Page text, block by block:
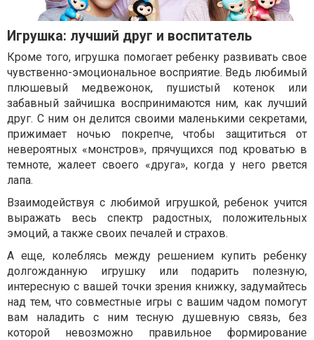
Игрушка: лучший друг и воспитатель
Кроме того, игрушка помогает ребенку развивать свое
чувственно-эмоциональное восприятие. Ведь любимый
плюшевый медвежонок, пушистый котенок или
забавный зайчишка воспринимаются ним, как лучший
друг. С ним он делится своими маленькими секретами,
прижимает ночью покрепче, чтобы защититься от
невероятных «монстров», прячущихся под кроватью в
темноте, жалеет своего «друга», когда у него рвется
лапа.
Взаимодействуя с любимой игрушкой, ребенок учится
выражать весь спектр радостных, положительных
эмоций, а также своих печалей и страхов.
А еще, колеблясь между решением купить ребенку
долгожданную игрушку или подарить полезную,
интересную с вашей точки зрения книжку, задумайтесь
над тем, что совместные игры с вашим чадом помогут
вам наладить с ним тесную душевную связь, без
которой невозможно правильное формирование